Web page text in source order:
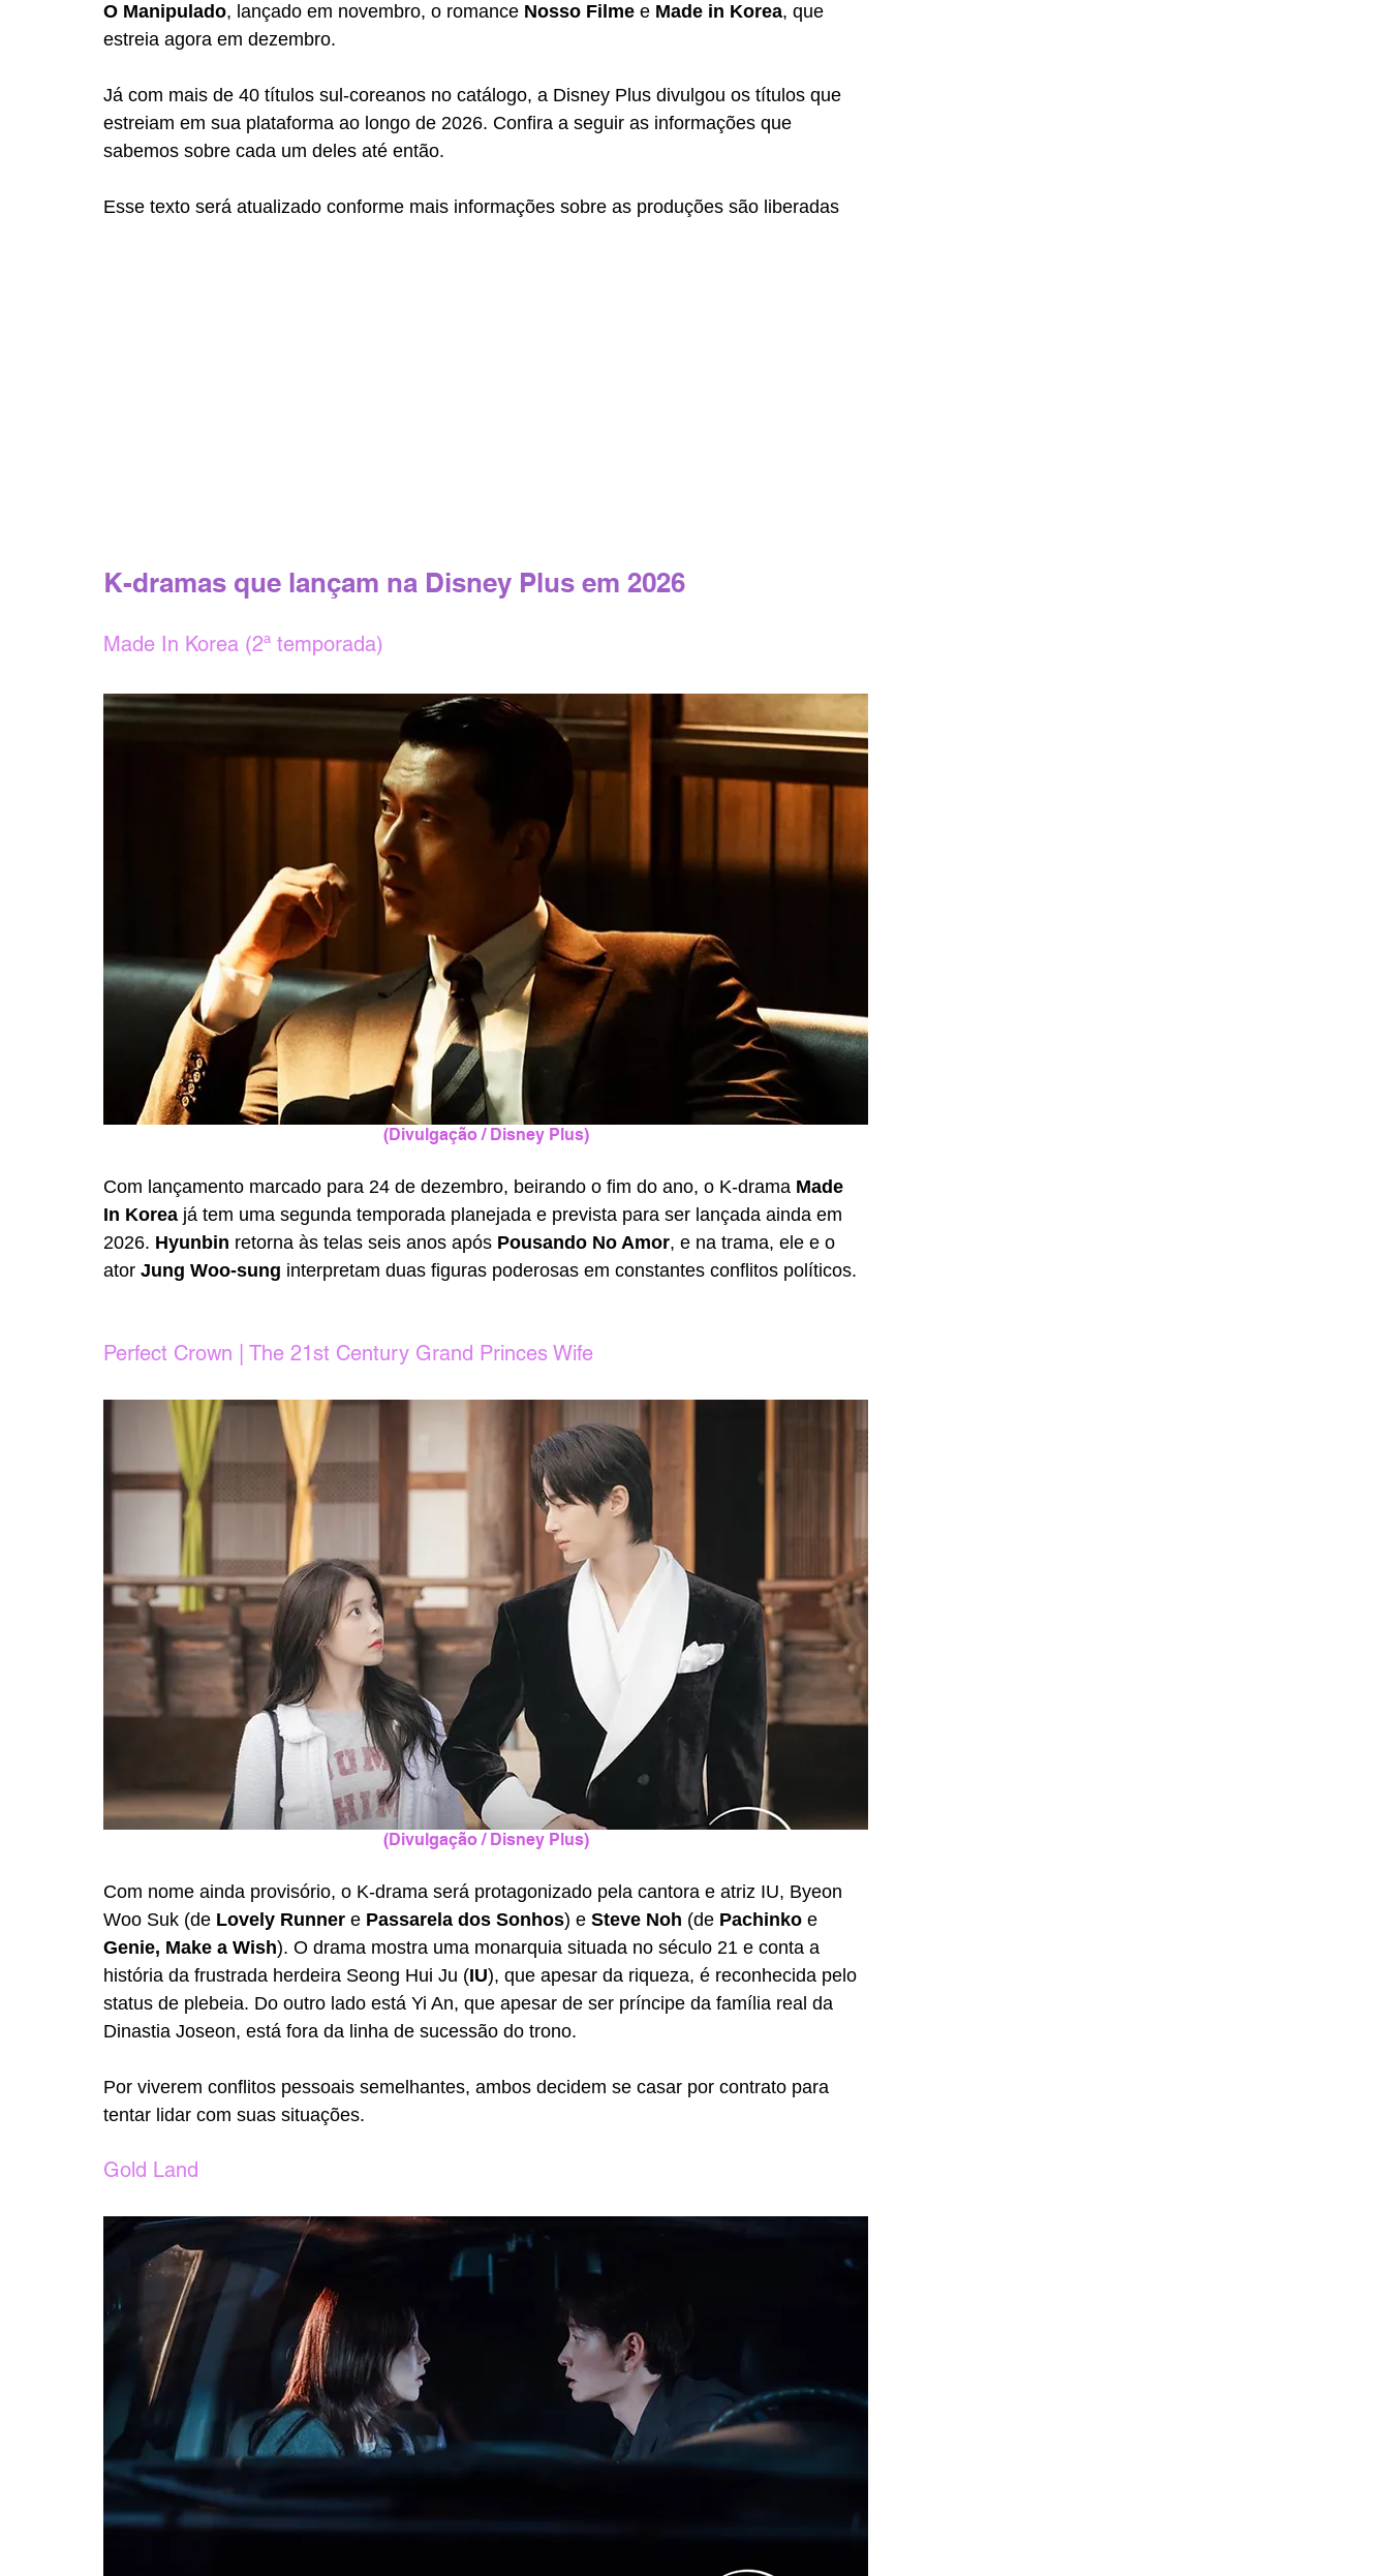
O Manipulado, lançado em novembro, o romance Nosso Filme e Made in Korea, que
estreia agora em dezembro.
Já com mais de 40 títulos sul-coreanos no catálogo, a Disney Plus divulgou os títulos que
estreiam em sua plataforma ao longo de 2026. Confira a seguir as informações que
sabemos sobre cada um deles até então.
Esse texto será atualizado conforme mais informações sobre as produções são liberadas
K-dramas que lançam na Disney Plus em 2026
Made In Korea (2ª temporada)
(Divulgação / Disney Plus)
Com lançamento marcado para 24 de dezembro, beirando o fim do ano, o K-drama Made
In Korea já tem uma segunda temporada planejada e prevista para ser lançada ainda em
2026. Hyunbin retorna às telas seis anos após Pousando No Amor, e na trama, ele e o
ator Jung Woo-sung interpretam duas figuras poderosas em constantes conflitos políticos.
Perfect Crown | The 21st Century Grand Princes Wife
(Divulgação / Disney Plus)
Com nome ainda provisório, o K-drama será protagonizado pela cantora e atriz IU, Byeon
Woo Suk (de Lovely Runner e Passarela dos Sonhos) e Steve Noh (de Pachinko e
Genie, Make a Wish). O drama mostra uma monarquia situada no século 21 e conta a
história da frustrada herdeira Seong Hui Ju (IU), que apesar da riqueza, é reconhecida pelo
status de plebeia. Do outro lado está Yi An, que apesar de ser príncipe da família real da
Dinastia Joseon, está fora da linha de sucessão do trono.
Por viverem conflitos pessoais semelhantes, ambos decidem se casar por contrato para
tentar lidar com suas situações.
Gold Land